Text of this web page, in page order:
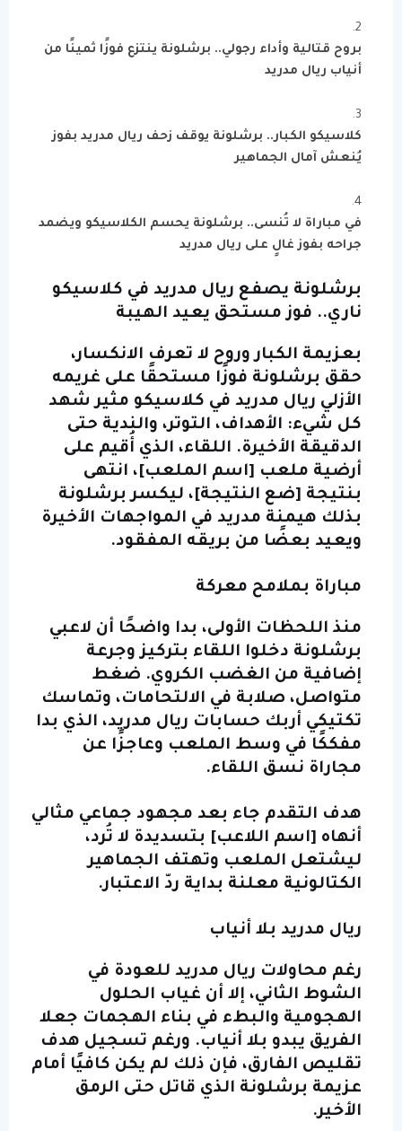
بروح قتالية وأداء رجولي.. برشلونة ينتزع فوزًا ثمينًا من
أنياب ريال مدريد
كلاسيكو الكبار.. برشلونة يوقف زحف ريال مدريد بفوز
يُنعش آمال الجماهير
في مباراة لا تُنسى.. برشلونة يحسم الكلاسيكو ويضمد
جراحه بفوز غالٍ على ريال مدريد
برشلونة يصفع ريال مدريد في كلاسيكو
ناري.. فوز مستحق يعيد الهيبة
بعزيمة الكبار وروح لا تعرف الانكسار،
حقق برشلونة فوزًا مستحقًا على غريمه
الأزلي ريال مدريد في كلاسيكو مثير شهد
كل شيء: الأهداف، التوتر، والندية حتى
الدقيقة الأخيرة. اللقاء، الذي أُقيم على
أرضية ملعب [اسم الملعب]، انتهى
بنتيجة [ضع النتيجة]، ليكسر برشلونة
بذلك هيمنة مدريد في المواجهات الأخيرة
ويعيد بعضًا من بريقه المفقود.
مباراة بملامح معركة
منذ اللحظات الأولى، بدا واضحًا أن لاعبي
برشلونة دخلوا اللقاء بتركيز وجرعة
إضافية من الغضب الكروي. ضغط
متواصل، صلابة في الالتحامات، وتماسك
تكتيكي أربك حسابات ريال مدريد، الذي بدا
مفككًا في وسط الملعب وعاجزًا عن
مجاراة نسق اللقاء.
هدف التقدم جاء بعد مجهود جماعي مثالي
أنهاه [اسم اللاعب] بتسديدة لا تُرد،
ليشتعل الملعب وتهتف الجماهير
الكتالونية معلنة بداية ردّ الاعتبار.
ريال مدريد بلا أنياب
رغم محاولات ريال مدريد للعودة في
الشوط الثاني، إلا أن غياب الحلول
الهجومية والبطء في بناء الهجمات جعلا
الفريق يبدو بلا أنياب. ورغم تسجيل هدف
تقليص الفارق، فإن ذلك لم يكن كافيًا أمام
عزيمة برشلونة الذي قاتل حتى الرمق
الأخير.